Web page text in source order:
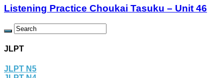
Listening Practice Choukai Tasuku – Unit 46
JLPT
JLPT N5